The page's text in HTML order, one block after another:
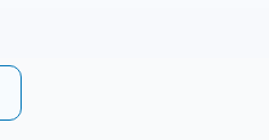
لطريق السويس، كما أن
مكان لأخر أو السفر منه وإليه